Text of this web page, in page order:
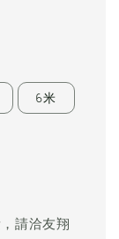
6米
請洽友翔